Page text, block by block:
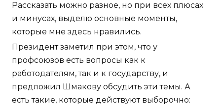
Рассказать можно разное, но при всех плюсах
и минусах, выделю основные моменты,
которые мне здесь нравились.
Президент заметил при этом, что у
профсоюзов есть вопросы как к
работодателям, так и к государству, и
предложил Шмакову обсудить эти темы. А
есть такие, которые действуют выборочно: